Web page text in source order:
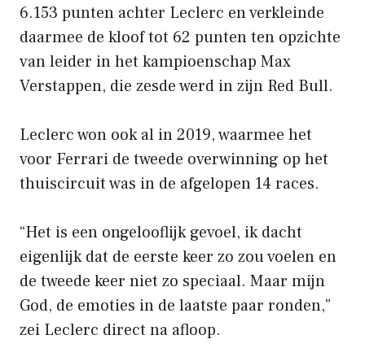
6.153 punten achter Leclerc en verkleinde
daarmee de kloof tot 62 punten ten opzichte
van leider in het kampioenschap Max
Verstappen, die zesde werd in zijn Red Bull.
Leclerc won ook al in 2019, waarmee het
voor Ferrari de tweede overwinning op het
thuiscircuit was in de afgelopen 14 races.
“Het is een ongelooflijk gevoel, ik dacht
eigenlijk dat de eerste keer zo zou voelen en
de tweede keer niet zo speciaal. Maar mijn
God, de emoties in de laatste paar ronden,”
zei Leclerc direct na afloop.